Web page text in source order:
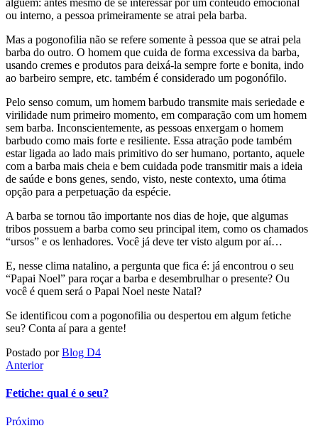
alguém: antes mesmo de se interessar por um conteúdo emocional
ou interno, a pessoa primeiramente se atrai pela barba.
Mas a pogonofilia não se refere somente à pessoa que se atrai pela
barba do outro. O homem que cuida de forma excessiva da barba,
usando cremes e produtos para deixá-la sempre forte e bonita, indo
ao barbeiro sempre, etc. também é considerado um pogonófilo.
Pelo senso comum, um homem barbudo transmite mais seriedade e
virilidade num primeiro momento, em comparação com um homem
sem barba. Inconscientemente, as pessoas enxergam o homem
barbudo como mais forte e resiliente. Essa atração pode também
estar ligada ao lado mais primitivo do ser humano, portanto, aquele
com a barba mais cheia e bem cuidada pode transmitir mais a ideia
de saúde e bons genes, sendo, visto, neste contexto, uma ótima
opção para a perpetuação da espécie.
A barba se tornou tão importante nos dias de hoje, que algumas
tribos possuem a barba como seu principal item, como os chamados
“ursos” e os lenhadores. Você já deve ter visto algum por aí…
E, nesse clima natalino, a pergunta que fica é: já encontrou o seu
“Papai Noel” para roçar a barba e desembrulhar o presente? Ou
você é quem será o Papai Noel neste Natal?
Se identificou com a pogonofilia ou despertou em algum fetiche
seu? Conta aí para a gente!
Postado porBlog D4
Anterior
Fetiche: qual é o seu?
Próximo